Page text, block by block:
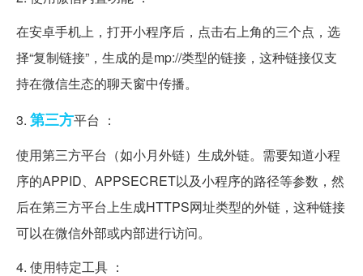
在安卓手机上，打开小程序后，点击右上角的三个点，选
择“复制链接”，生成的是mp://类型的链接，这种链接仅支
持在微信生态的聊天窗中传播。
3. 第三方平台 ：
使用第三方平台（如小月外链）生成外链。需要知道小程
序的APPID、APPSECRET以及小程序的路径等参数，然
后在第三方平台上生成HTTPS网址类型的外链，这种链接
可以在微信外部或内部进行访问。
4. 使用特定工具 ：